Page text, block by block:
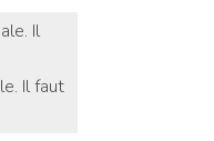
Il faut